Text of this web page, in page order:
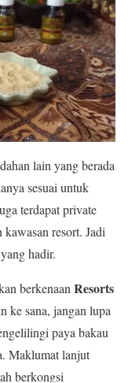
lain yang berada
sesuai untuk
terdapat private
resort. Jadi
hadir.
berkenaan Resorts
ke sana, jangan lupa
paya bakau
Maklumat lanjut
berkongsi